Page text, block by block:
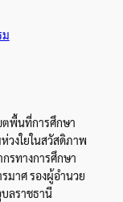
ม
ตพื้นที่การศึกษา
วงใยในสวัสดิภาพ
รทางการศึกษา
มาศ รองผู้อำนวย
ลราชธานี